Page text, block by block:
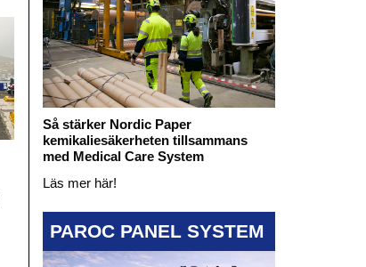
Så stärker Nordic Paper
kemikaliesäkerheten tillsammans
med Medical Care System
Läs mer här!
PAROC PANEL SYSTEM